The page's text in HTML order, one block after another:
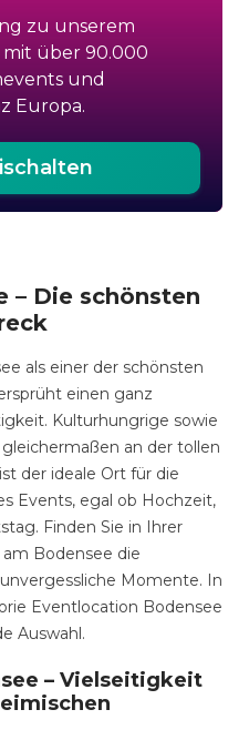
zu unserem
über 90.000
und
Europa.
– Die schönsten
als einer der schönsten
einen ganz
Kulturhungrige sowie
an der tollen
der ideale Ort für die
Events, egal ob Hochzeit,
Finden Sie in Ihrer
Bodensee die
Momente. In
Eventlocation Bodensee
Auswahl.
– Vielseitigkeit